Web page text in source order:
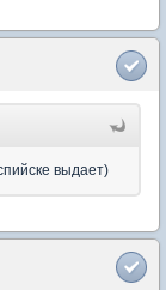
выдает)